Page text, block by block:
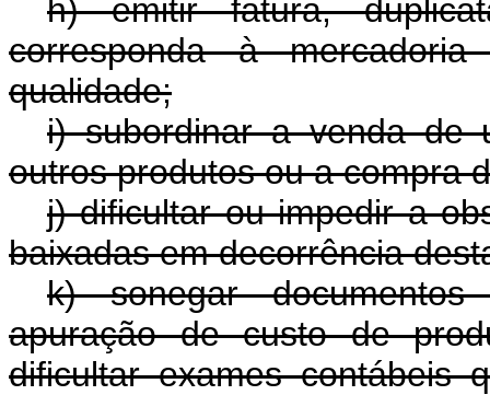
h) emitir fatura,
corresponda à
qualidade;
i) subordinar a venda de
outros produtos ou a compra
j) dificultar ou impedir a
baixadas em decorrência
k) sonegar
apuração de custo de
dificultar exames contábeis